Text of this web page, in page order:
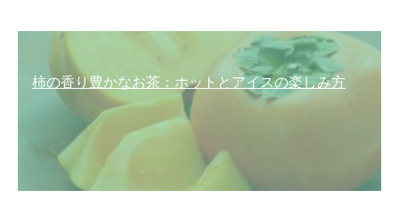
柿の香り豊かなお茶：ホットとアイスの楽しみ方